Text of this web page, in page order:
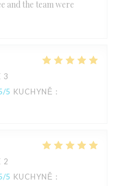
and the team were
3
/5 KUCHYNĚ :
2
/5 KUCHYNĚ :